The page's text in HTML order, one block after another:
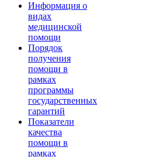
Информация о
видах
медицинской
помощи
Порядок
получения
помощи в
рамках
программы
государственных
гарантий
Показатели
качества
помощи в
рамках